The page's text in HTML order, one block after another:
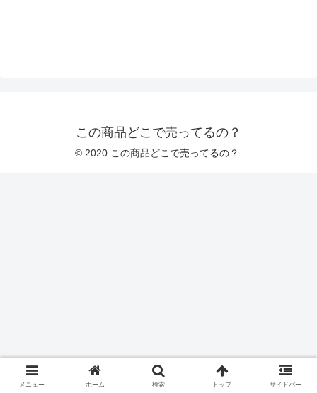
この商品どこで売ってるの？
© 2020 この商品どこで売ってるの？.
メニュー ホーム 検索 トップ サイドバー